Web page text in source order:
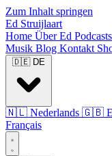
Zum Inhalt springen
Ed Struijlaart
Home Über Ed Podcasts
Musik Blog Kontakt
🇩🇪 DE
🇳🇱 Nederlands 🇬🇧
Français